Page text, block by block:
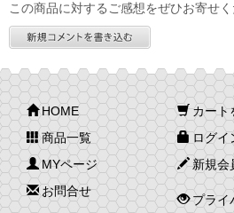
この商品に対するご感想をぜひお寄せく
HOME
商品一覧
MYページ
お問合せ
カート
ログイ
新規会
プライ